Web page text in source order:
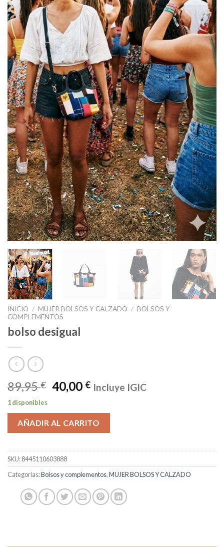
INICIO / MUJER BOLSOS Y CALZADO / BOLSOS Y
COMPLEMENTOS
bolso desigual
89,95€ 40,00 € Incluye IGIC
1 disponibles
AÑADIR AL CARRITO
SKU:8445110603888
Categorías:Bolsos y complementos,MUJER BOLSOS Y CALZADO